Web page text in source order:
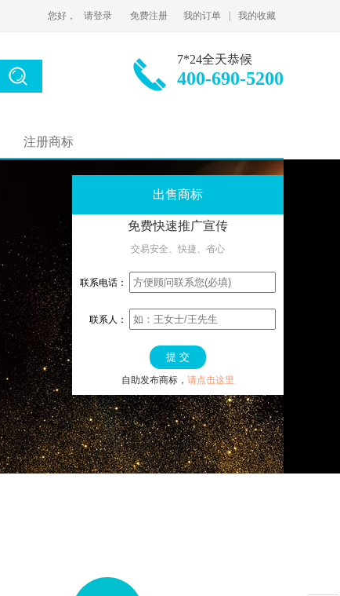
您好， 请登录 免费注册 我的订单 我的收藏
7*24全天恭候
400-690-5200
注册商标
出售商标
免费快速推广宣传
交易安全、快捷、省心
联系电话：
联系人：
提 交
自助发布商标， 请点击这里